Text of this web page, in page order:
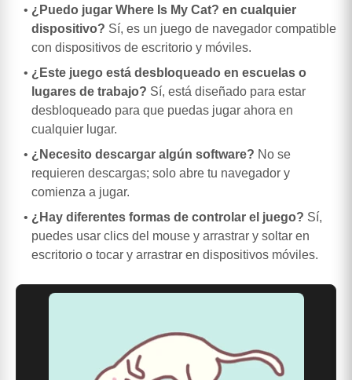
¿Puedo jugar Where Is My Cat? en cualquier
dispositivo? Sí, es un juego de navegador compatible
con dispositivos de escritorio y móviles.
¿Este juego está desbloqueado en escuelas o
lugares de trabajo? Sí, está diseñado para estar
desbloqueado para que puedas jugar ahora en
cualquier lugar.
¿Necesito descargar algún software? No se
requieren descargas; solo abre tu navegador y
comienza a jugar.
¿Hay diferentes formas de controlar el juego? Sí,
puedes usar clics del mouse y arrastrar y soltar en
escritorio o tocar y arrastrar en dispositivos móviles.